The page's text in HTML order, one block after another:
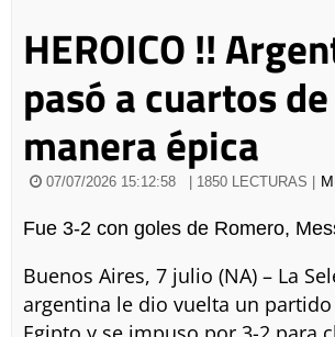
HEROICO !!
pasó a cuartos
manera épica
07/07/2026 15:12:58 | 1850 LECTURAS |
Fue 3-2 con goles de Romero,
Buenos Aires, 7 julio (NA) – La
argentina le dio vuelta un